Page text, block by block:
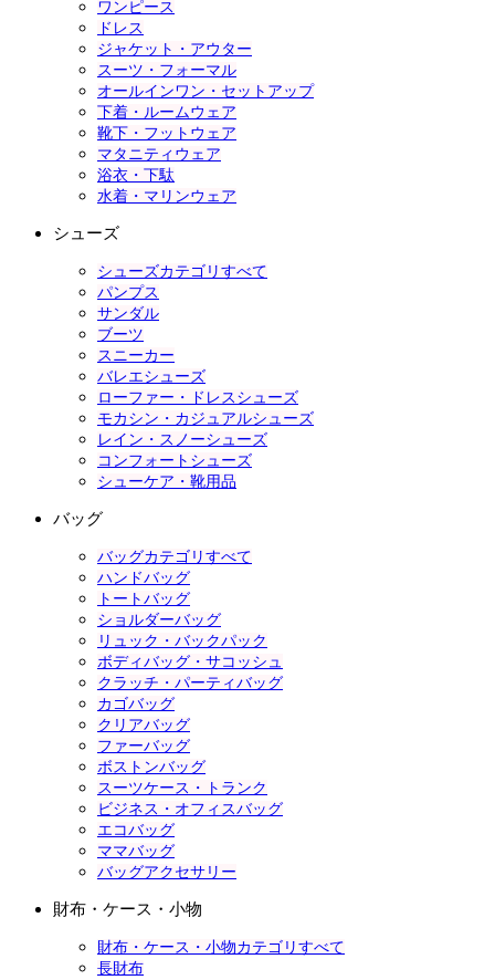
ワンピース
ドレス
ジャケット・アウター
スーツ・フォーマル
オールインワン・セットアップ
下着・ルームウェア
靴下・フットウェア
マタニティウェア
浴衣・下駄
水着・マリンウェア
シューズ
シューズカテゴリすべて
パンプス
サンダル
ブーツ
スニーカー
バレエシューズ
ローファー・ドレスシューズ
モカシン・カジュアルシューズ
レイン・スノーシューズ
コンフォートシューズ
シューケア・靴用品
バッグ
バッグカテゴリすべて
ハンドバッグ
トートバッグ
ショルダーバッグ
リュック・バックパック
ボディバッグ・サコッシュ
クラッチ・パーティバッグ
カゴバッグ
クリアバッグ
ファーバッグ
ボストンバッグ
スーツケース・トランク
ビジネス・オフィスバッグ
エコバッグ
ママバッグ
バッグアクセサリー
財布・ケース・小物
財布・ケース・小物カテゴリすべて
長財布